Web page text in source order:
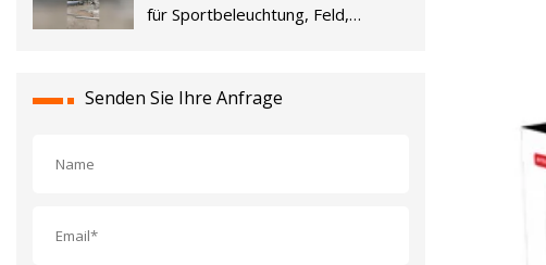
für Sportbeleuchtung, Feld,
Senden Sie Ihre Anfrage